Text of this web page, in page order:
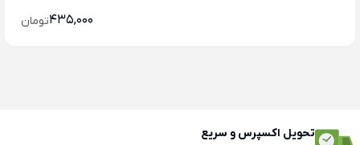
435,000تومان
تحویل اکسپرس و سریع